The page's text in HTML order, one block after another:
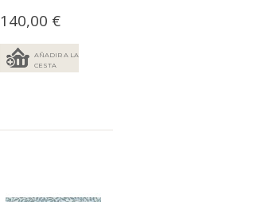
140,00 €
AÑADIR A LA
CESTA